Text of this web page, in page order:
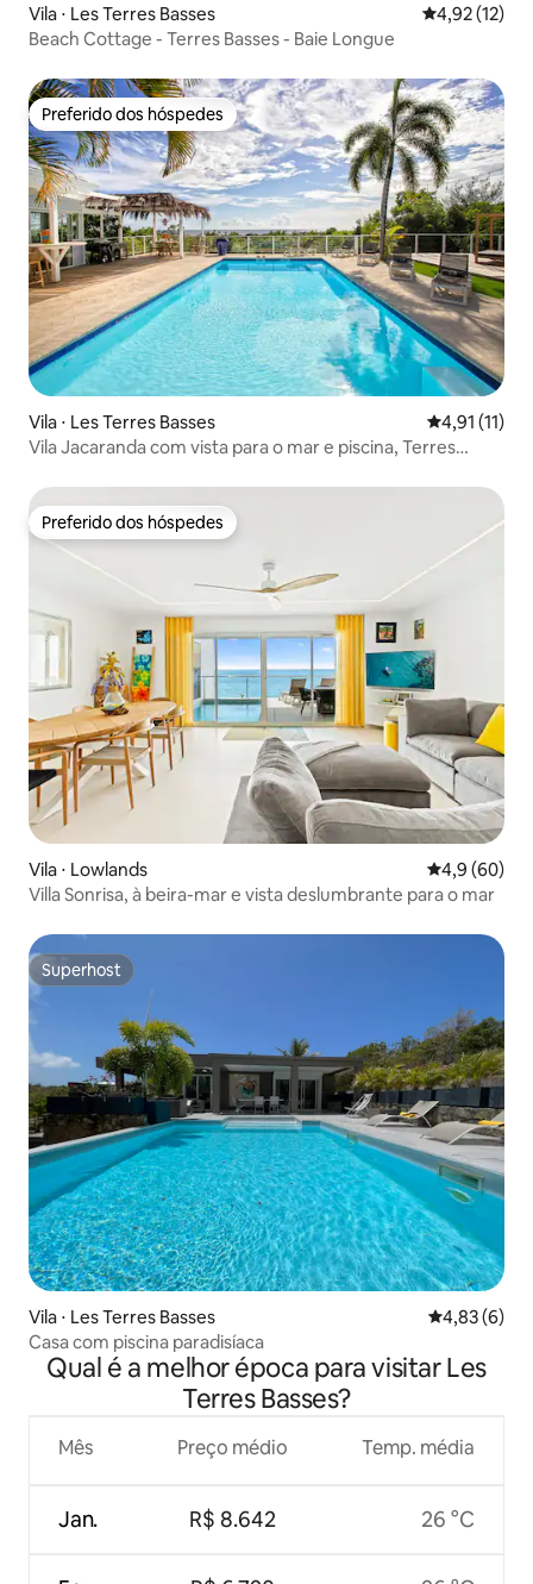
Vila ⋅ Les Terres Basses 4,92 de uma
4,92 (12)
Beach Cottage - Terres Basses - Baie Longue
Preferido dos hóspedes
Preferido dos hóspedes
Vila ⋅ Les Terres Basses 4,91 de uma
4,91 (11)
Vila Jacaranda com vista para o mar e piscina, Terres
Preferido dos hóspedes
Preferido dos hóspedes
Vila ⋅ Lowlands 4,9 de uma
4,9 (60)
Villa Sonrisa, à beira-mar e vista deslumbrante para o mar
Superhost
Superhost
Vila ⋅ Les Terres Basses 4,83 de uma
4,83 (6)
Casa com piscina paradisíaca
Qual é a melhor época para visitar Les
Terres Basses?
Mês
Jan.
Preço médio
R$ 8.642
Temp. média
26 °C